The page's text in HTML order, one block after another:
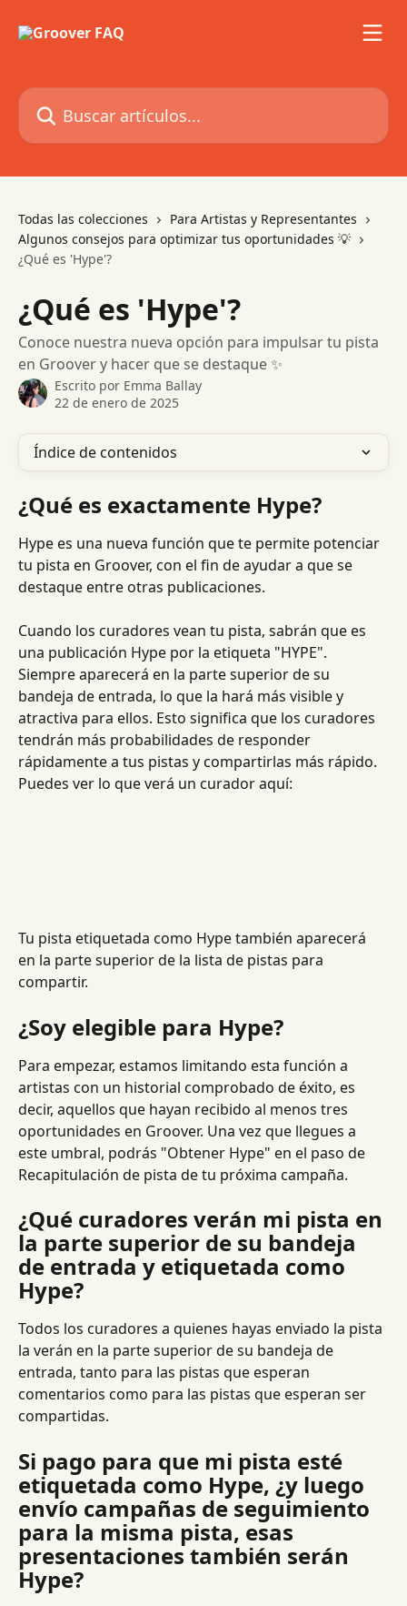
Buscar artículos...
Todas las colecciones
Para Artistas y Representantes
Algunos consejos para optimizar tus oportunidades 💡
¿Qué es 'Hype'?
¿Qué es 'Hype'?
Conoce nuestra nueva opción para impulsar tu pista
en Groover y hacer que se destaque ✨
Escrito por Emma Ballay
22 de enero de 2025
Índice de contenidos
¿Qué es exactamente Hype?
Hype es una nueva función que te permite potenciar
tu pista en Groover, con el fin de ayudar a que se
destaque entre otras publicaciones.
Cuando los curadores vean tu pista, sabrán que es
una publicación Hype por la etiqueta "HYPE".
Siempre aparecerá en la parte superior de su
bandeja de entrada, lo que la hará más visible y
atractiva para ellos. Esto significa que los curadores
tendrán más probabilidades de responder
rápidamente a tus pistas y compartirlas más rápido.
Puedes ver lo que verá un curador aquí:
Tu pista etiquetada como Hype también aparecerá
en la parte superior de la lista de pistas para
compartir.
¿Soy elegible para Hype?
Para empezar, estamos limitando esta función a
artistas con un historial comprobado de éxito, es
decir, aquellos que hayan recibido al menos tres
oportunidades en Groover. Una vez que llegues a
este umbral, podrás "Obtener Hype" en el paso de
Recapitulación de pista de tu próxima campaña.
¿Qué curadores verán mi pista en
la parte superior de su bandeja
de entrada y etiquetada como
Hype?
Todos los curadores a quienes hayas enviado la pista
la verán en la parte superior de su bandeja de
entrada, tanto para las pistas que esperan
comentarios como para las pistas que esperan ser
compartidas.
Si pago para que mi pista esté
etiquetada como Hype, ¿y luego
envío campañas de seguimiento
para la misma pista, esas
presentaciones también serán
Hype?